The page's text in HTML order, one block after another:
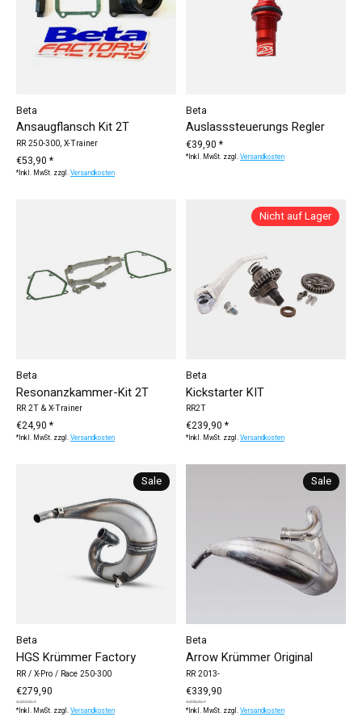
Beta
Ansaugflansch Kit 2T
RR 250-300, X-Trainer
€53,90 *
*Inkl. MwSt. zzgl.Versandkosten
Beta
Auslasssteuerungs Regler
€39,90 *
*Inkl. MwSt. zzgl.Versandkosten
Beta
Resonanzkammer-Kit 2T
RR 2T & X-Trainer
€24,90 *
*Inkl. MwSt. zzgl.Versandkosten
Nicht auf Lager
Beta
Kickstarter KIT
RR2T
€239,90 *
*Inkl. MwSt. zzgl.Versandkosten
Sale
Beta
HGS Krümmer Factory
RR / X-Pro / Race 250-300
€279,90
€297,90 *
*Inkl. MwSt. zzgl.Versandkosten
Sale
Beta
Arrow Krümmer Original
RR 2013-
€339,90
€375,90 *
*Inkl. MwSt. zzgl.Versandkosten